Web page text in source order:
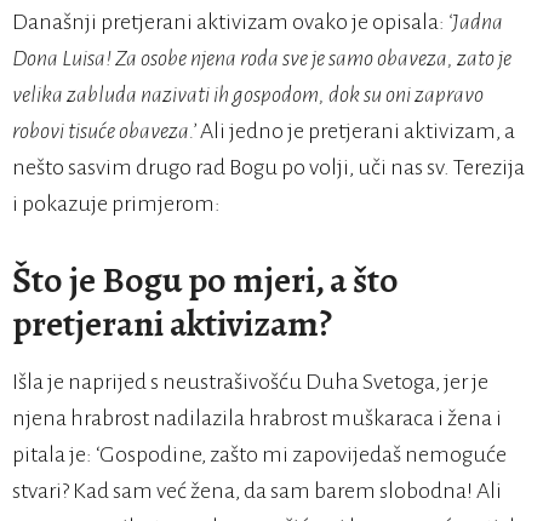
Današnji pretjerani aktivizam ovako je opisala: ‘Jadna
Dona Luisa! Za osobe njena roda sve je samo obaveza, zato je
velika zabluda nazivati ih gospodom, dok su oni zapravo
robovi tisuće obaveza.’Ali jedno je pretjerani aktivizam, a
nešto sasvim drugo rad Bogu po volji, uči nas sv. Terezija
i pokazuje primjerom:
Što je Bogu po mjeri, a što
pretjerani aktivizam?
Išla je naprijed s neustrašivošću Duha Svetoga, jer je
njena hrabrost nadilazila hrabrost muškaraca i žena i
pitala je: ‘Gospodine, zašto mi zapovijedaš nemoguće
stvari? Kad sam već žena, da sam barem slobodna! Ali